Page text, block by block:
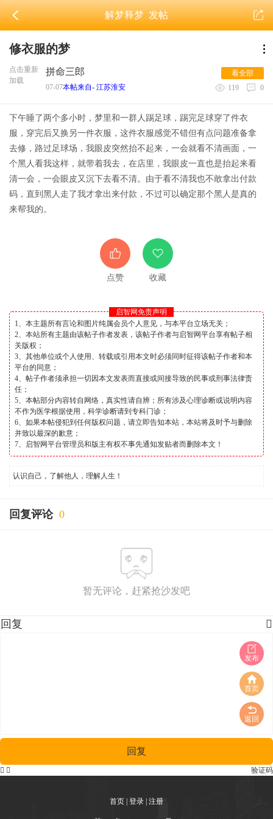
解梦释梦发帖
修衣服的梦
点击重新
加载
拼命三郎
07-07本帖来自- 江苏淮安
看全部
119
0
下午睡了两个多小时，梦里和一群人踢足球，踢完足球穿了件衣
服，穿完后又换另一件衣服，这件衣服感觉不错但有点问题准备拿
去修，路过足球场，我眼皮突然抬不起来，一会就看不清画面，一
个黑人看我这样，就带着我去，在店里，我眼皮一直也是抬起来看
清一会，一会眼皮又沉下去看不清。由于看不清我也不敢拿出付款
码，直到黑人走了我才拿出来付款，不过可以确定那个黑人是真的
来帮我的。
点赞 收藏
启智网免责声明
1、本主题所有言论和图片纯属会员个人意见，与本平台立场无关；
2、本站所有主题由该帖子作者发表，该帖子作者与启智网平台享有帖子相
关版权；
3、其他单位或个人使用、转载或引用本文时必须同时征得该帖子作者和本
平台的同意；
4、帖子作者须承担一切因本文发表而直接或间接导致的民事或刑事法律责
任；
5、本帖部分内容转自网络，真实性请自辨；所有涉及心理诊断或说明内容
不作为医学根据使用，科学诊断请到专科门诊；
6、如果本帖侵犯到任何版权问题，请立即告知本站，本站将及时予与删除
并致以最深的歉意；
7、启智网平台管理员和版主有权不事先通知发贴者而删除本文！
认识自己，了解他人，理解人生！
回复评论 0
暂无评论，赶紧抢沙发吧
发布
首页
返回

回复
回复
验证码
 
首页 登录 注册